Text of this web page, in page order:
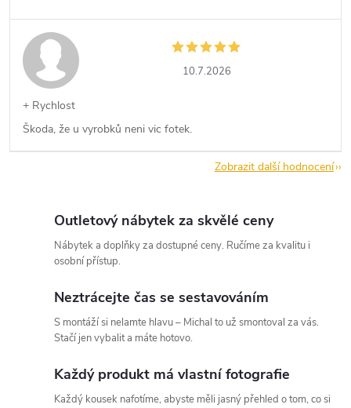
10.7.2026
+ Rychlost
Škoda, že u vyrobků neni vic fotek.
Zobrazit další hodnocení
Outletový nábytek za skvělé ceny
Nábytek a doplňky za dostupné ceny. Ručíme za kvalitu i
osobní přístup.
Neztrácejte čas se sestavováním
S montáží si nelamte hlavu – Michal to už smontoval za vás.
Stačí jen vybalit a máte hotovo.
Každý produkt má vlastní fotografie
Každý kousek nafotíme, abyste měli jasný přehled o tom, co si